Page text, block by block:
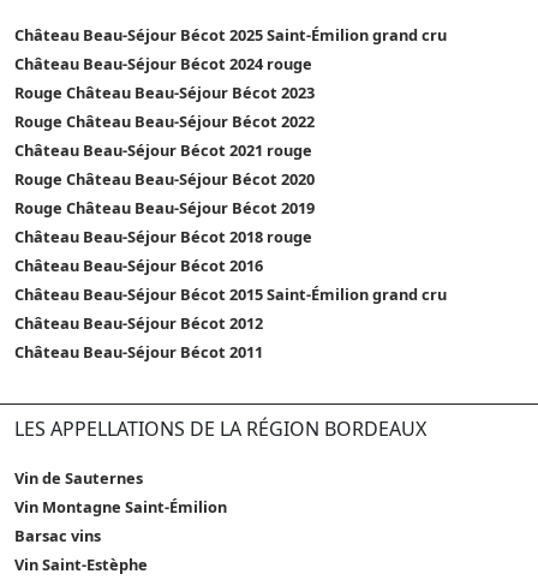
Château Beau-Séjour Bécot 2025 Saint-Émilion grand cru
Château Beau-Séjour Bécot 2024 rouge
Rouge Château Beau-Séjour Bécot 2023
Rouge Château Beau-Séjour Bécot 2022
Château Beau-Séjour Bécot 2021 rouge
Rouge Château Beau-Séjour Bécot 2020
Rouge Château Beau-Séjour Bécot 2019
Château Beau-Séjour Bécot 2018 rouge
Château Beau-Séjour Bécot 2016
Château Beau-Séjour Bécot 2015 Saint-Émilion grand cru
Château Beau-Séjour Bécot 2012
Château Beau-Séjour Bécot 2011
LES APPELLATIONS DE LA RÉGION BORDEAUX
Vin de Sauternes
Vin Montagne Saint-Émilion
Barsac vins
Vin Saint-Estèphe